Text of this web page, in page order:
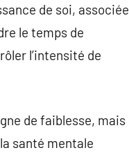
de soi, associée
le temps de
l’intensité de
de faiblesse, mais
santé mentale